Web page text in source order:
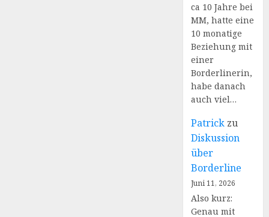
ca 10 Jahre bei
MM, hatte eine
10 monatige
Beziehung mit
einer
Borderlinerin,
habe danach
auch viel…
Patrick zu
Diskussion
über
Borderline
Juni 11, 2026
Also kurz:
Genau mit